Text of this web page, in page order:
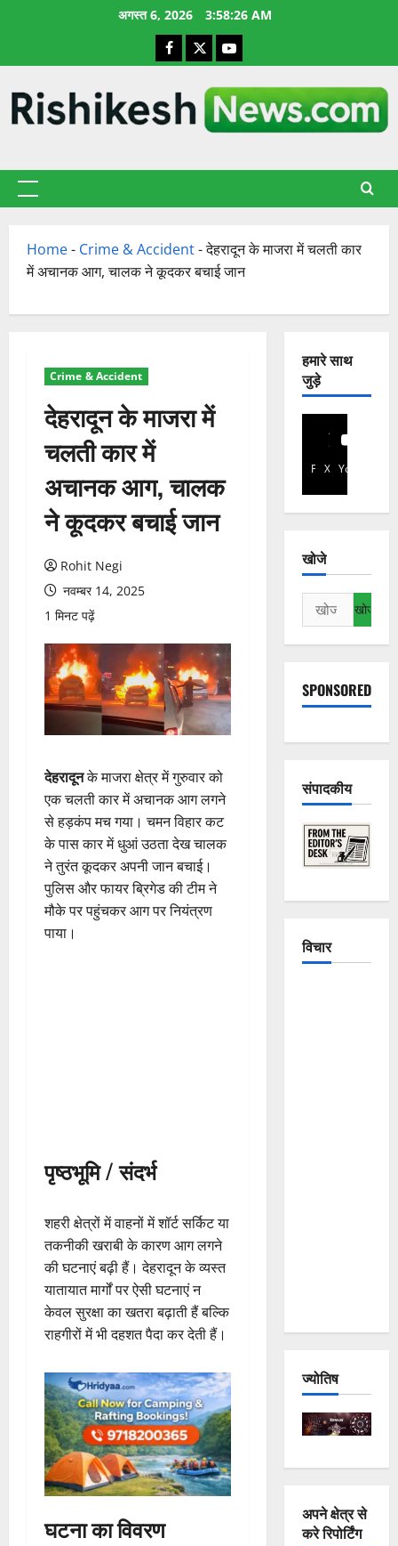
अगस्त 6, 2026 3:58:26 AM
Facebook
X YouTube
प्राथमिक
Home- Crime & Accident-देहरादून के माजरा में चलती कार
में अचानक आग, चालक ने कूदकर बचाई जान
Crime & Accident
देहरादून के माजरा में
चलती कार में
अचानक आग, चालक
ने कूदकर बचाई जान
Rohit Negi
नवम्बर 14, 2025
1 मिनट पढ़ें
देहरादूनके माजरा क्षेत्र में गुरुवार को
एक चलती कार में अचानक आग लगने
से हड़कंप मच गया। चमन विहार कट
के पास कार में धुआं उठता देख चालक
ने तुरंत कूदकर अपनी जान बचाई।
पुलिस और फायर ब्रिगेड की टीम ने
मौके पर पहुंचकर आग पर नियंत्रण
पाया।
पृष्ठभूमि / संदर्भ
शहरी क्षेत्रों में वाहनों में शॉर्ट सर्किट या
तकनीकी खराबी के कारण आग लगने
की घटनाएं बढ़ी हैं। देहरादून के व्यस्त
यातायात मार्गों पर ऐसी घटनाएं न
केवल सुरक्षा का खतरा बढ़ाती हैं बल्कि
राहगीरों में भी दहशत पैदा कर देती हैं।
घटना का विवरण
हमारे साथ
जुड़े
Facebook
X YouTube
खोजे
निम्न
को
खोजें:
SPONSORED
संपादकीय
विचार
ज्योतिष
अपने क्षेत्र से
करे रिपोर्टिंग